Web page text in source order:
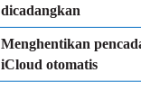
dicadangkan
Menghentikan
iCloud otomatis